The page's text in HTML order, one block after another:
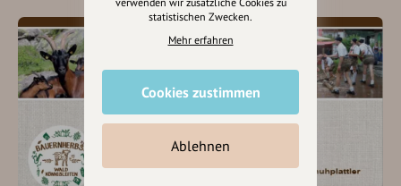
statistischen Zwecken.
Mehr erfahren
Cookies zustimmen
Ablehnen